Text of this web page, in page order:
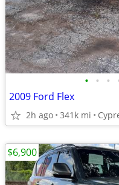
• • •
2009 Ford Flex
2h ago 341k mi
$6,900